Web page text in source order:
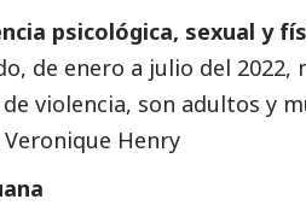
psicológica, sexual y
de enero a julio del 2022,
violencia, son adultos y
Henry